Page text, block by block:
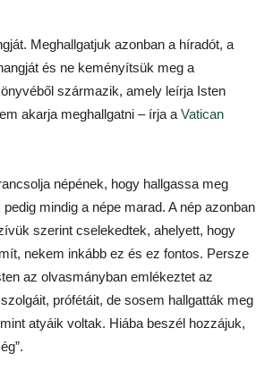
Meghallgatjuk azonban a híradót, a
és ne keményítsük meg a
származik, amely leírja Isten
akarja meghallgatni – írja a Vatican
népének, hogy hallgassa meg
mindig a népe marad. A nép azonban
szerint cselekedtek, ahelyett, hogy
nekem inkább ez és ez fontos. Persze
az olvasmányban emlékeztet az
prófétáit, de sosem hallgatták meg
atyáik voltak. Hiába beszél hozzájuk,